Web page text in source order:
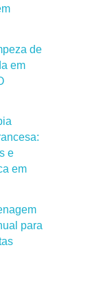
de
em
e
em
para